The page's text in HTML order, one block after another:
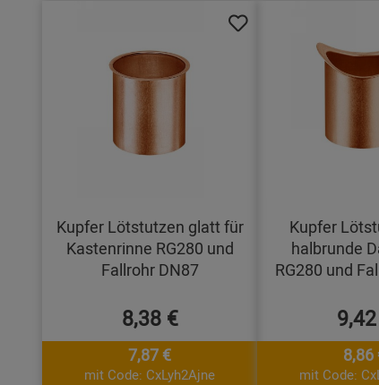
Kupfer Lötstutzen glatt für
Kastenrinne RG280 und
Fallrohr DN87
8,38 €
7,87 €
mit Code: CxLyh2Ajne
Kupfer
halbrunde
RG280 und
8,86
mit Code: